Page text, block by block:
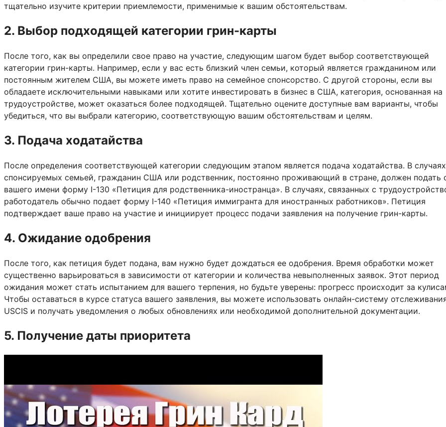
тщательно изучите критерии приемлемости, применимые к вашим обстоятельствам.
2. Выбор подходящей категории грин-карты
После того, как вы определили свое право на участие, следующим шагом будет выбор соответствующей
категории грин-карты. Например, если у вас есть близкий член семьи, который является гражданином или
постоянным жителем США, вы можете иметь право на семейное спонсорство. С другой стороны, если вы
обладаете исключительными навыками или хотите инвестировать в бизнес в США, категория, основанная на
трудоустройстве, может оказаться более подходящей. Тщательно оцените доступные вам варианты, чтобы
убедиться, что вы выбрали категорию, соответствующую вашим обстоятельствам и целям.
3. Подача ходатайства
После определения соответствующей категории следующим этапом является подача ходатайства. В
спонсируемых семьей, гражданин США или родственник, постоянно проживающий в стране, должен подать
вашего имени форму I-130 «Петиция для родственника-иностранца». В случаях, связанных с
работодатель обычно подает форму I-140 «Петиция иммигранта для иностранных работников». Петиция
подтверждает ваше право на участие и инициирует процесс подачи заявления на получение грин-карты.
4. Ожидание одобрения
После того, как петиция будет подана, вам нужно будет дождаться ее одобрения. Время обработки может
существенно варьироваться в зависимости от категории и количества невыполненных заявок. Этот период
ожидания может стать испытанием для вашего терпения, но будьте уверены: прогресс происходит за
Чтобы оставаться в курсе статуса вашего заявления, вы можете использовать онлайн-систему
USCIS и получать уведомления о любых обновлениях или необходимой дополнительной документации.
5. Получение даты приоритета